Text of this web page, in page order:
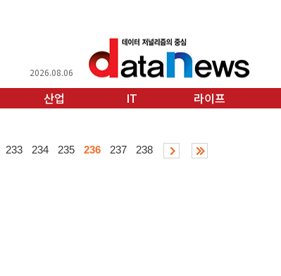
2026.08.06
산업 IT 라이프
233 234 235 236 237 238